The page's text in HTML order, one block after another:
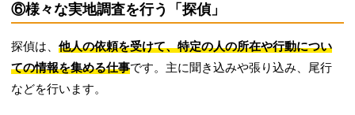
⑥様々な実地調査を行う「探偵」
探偵は、他人の依頼を受けて、特定の人の所在や行動につい
ての情報を集める仕事です。主に聞き込みや張り込み、尾行
などを行います。